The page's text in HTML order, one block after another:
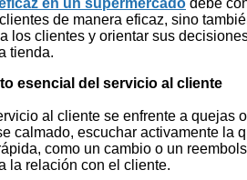
en un supermercado debe
de manera eficaz, sino
los clientes y orientar sus
tienda.
esencial del servicio al cliente
al cliente se enfrente a
calmado, escuchar activamente
como un cambio o un
la relación con el cliente.